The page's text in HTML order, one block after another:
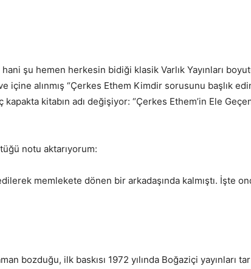
hani şu hemen herkesin bidiği klasik Varlık Yayınları
içine alınmış “Çerkes Ethem Kimdir sorusunu başlık
kapakta kitabın adı değişiyor: “Çerkes Ethem’in Ele
notu aktarıyorum:
memlekete dönen bir arkadaşında kalmıştı. İşte
bozduğu, ilk baskısı 1972 yılında Boğaziçi yayınları